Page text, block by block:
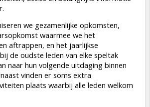
we gezamenlijke opkomsten,
waarmee we het
aftrappen, en het jaarlijkse
de oudste leden van elke speltak
naar hun volgende uitdaging binnen
vinden er soms extra
plaats waarbij alle leden welkom